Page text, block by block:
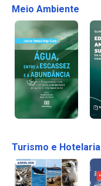
Meio Ambiente
Turismo e Hotelaria